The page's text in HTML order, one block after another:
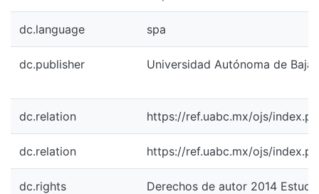
dc.language spa
dc.publisher Universidad Autónoma de Baja
dc.relation https://ref.uabc.mx/ojs/
dc.relation https://ref.uabc.mx/ojs/
dc.rights
Derechos de autor 2014